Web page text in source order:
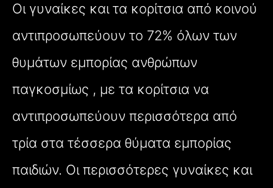
Οι γυναίκες και τα κορίτσια από κοινού
αντιπροσωπεύουν το 72% όλων των
θυμάτων εμπορίας ανθρώπων
παγκοσμίως , με τα κορίτσια να
αντιπροσωπεύουν περισσότερα από
τρία στα τέσσερα θύματα εμπορίας
παιδιών. Οι περισσότερες γυναίκες και